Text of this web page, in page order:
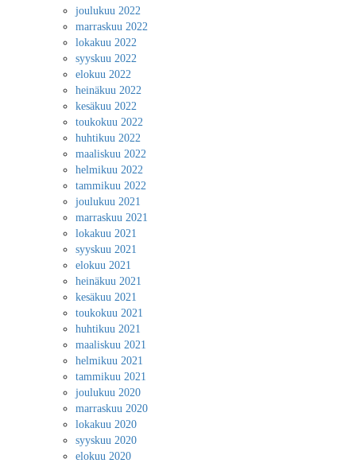
joulukuu 2022
marraskuu 2022
lokakuu 2022
syyskuu 2022
elokuu 2022
heinäkuu 2022
kesäkuu 2022
toukokuu 2022
huhtikuu 2022
maaliskuu 2022
helmikuu 2022
tammikuu 2022
joulukuu 2021
marraskuu 2021
lokakuu 2021
syyskuu 2021
elokuu 2021
heinäkuu 2021
kesäkuu 2021
toukokuu 2021
huhtikuu 2021
maaliskuu 2021
helmikuu 2021
tammikuu 2021
joulukuu 2020
marraskuu 2020
lokakuu 2020
syyskuu 2020
elokuu 2020